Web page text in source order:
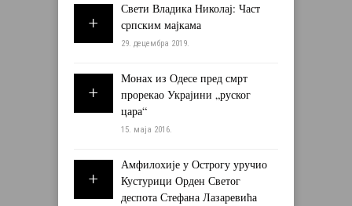
Свети Владика Николај: Част
српским мајкама
29. децембра 2019.
Монах из Одесе пред смрт
прорекао Украјини „руског
цара“
15. маја 2016.
Амфилохије у Острогу уручио
Кустурици Орден Светог
деспота Стефана Лазаревића